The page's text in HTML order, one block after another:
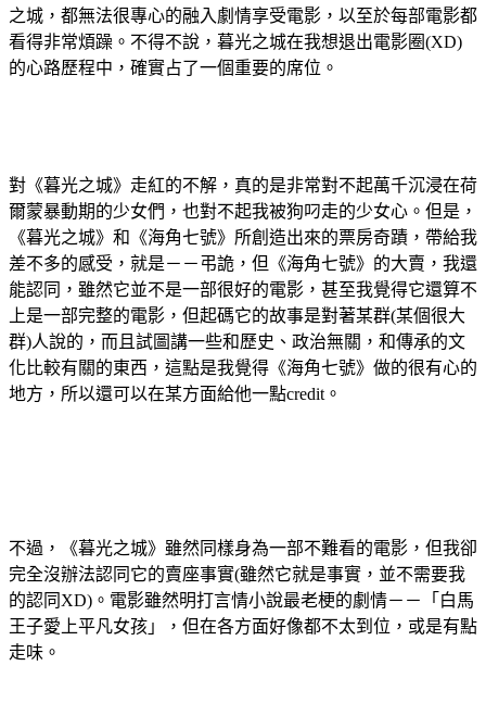
之城，都無法很專心的融入劇情享受電影，以至於每部電影都
看得非常煩躁。不得不說，暮光之城在我想退出電影圈(XD)
的心路歷程中，確實占了一個重要的席位。
對《暮光之城》走紅的不解，真的是非常對不起萬千沉浸在荷
爾蒙暴動期的少女們，也對不起我被狗叼走的少女心。但是，
《暮光之城》和《海角七號》所創造出來的票房奇蹟，帶給我
差不多的感受，就是－－弔詭，但《海角七號》的大賣，我還
能認同，雖然它並不是一部很好的電影，甚至我覺得它還算不
上是一部完整的電影，但起碼它的故事是對著某群(某個很大
群)人說的，而且試圖講一些和歷史、政治無關，和傳承的文
化比較有關的東西，這點是我覺得《海角七號》做的很有心的
地方，所以還可以在某方面給他一點credit。
不過，《暮光之城》雖然同樣身為一部不難看的電影，但我卻
完全沒辦法認同它的賣座事實(雖然它就是事實，並不需要我
的認同XD)。電影雖然明打言情小說最老梗的劇情－－「白馬
王子愛上平凡女孩」，但在各方面好像都不太到位，或是有點
走味。